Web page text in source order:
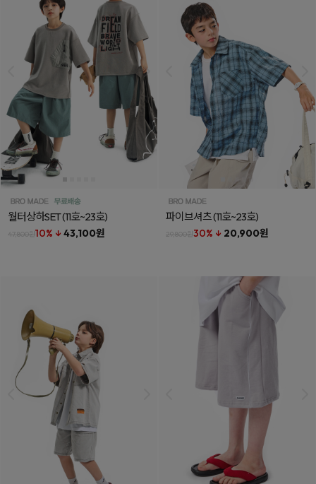
월터상하SET(11호~23호)
47,800원10% ↓ 43,100원
파이브셔츠(11호~23호)
29,800원30% ↓ 20,900원